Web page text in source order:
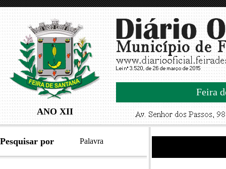
ANO XII
Feira
Pesquisar por Palavra